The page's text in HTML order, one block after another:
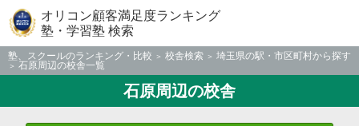
オリコン顧客満足度ランキング
塾・学習塾 検索
塾、スクールのランキング・比較 校舎検索
埼玉県の駅・市区町村から探す
石原周辺の校舎一覧
石原周辺の校舎